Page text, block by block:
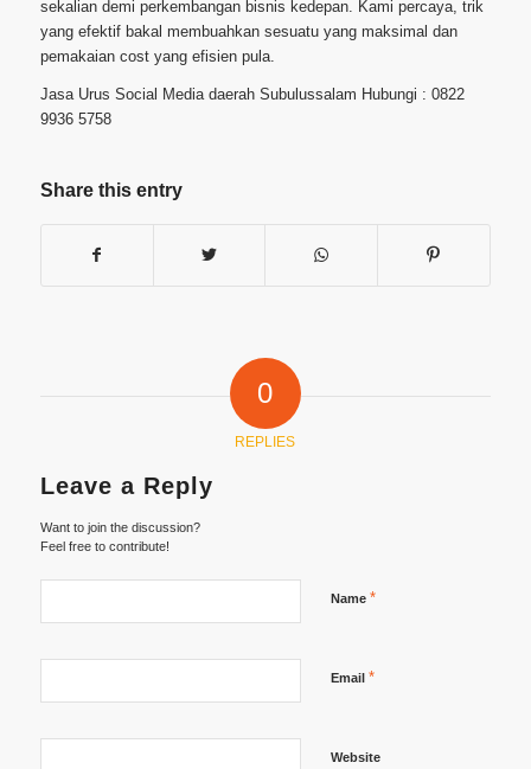
sekalian demi perkembangan bisnis kedepan. Kami percaya, trik
yang efektif bakal membuahkan sesuatu yang maksimal dan
pemakaian cost yang efisien pula.
Jasa Urus Social Media daerah Subulussalam Hubungi : 0822
9936 5758
Share this entry
0
REPLIES
Leave a Reply
Want to join the discussion?
Feel free to contribute!
Name *
Email *
Website